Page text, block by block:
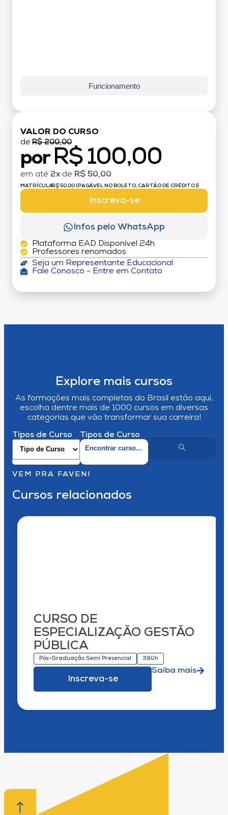
Funcionamento
VALOR DO CURSO
de R$ 200,00
por R$ 100,00
em até 2x de R$ 50,00
MATRÍCULA:R$ 50,00 (PAGÁVEL NO BOLETO, CARTÃO DE CRÉDITO E
Inscreva-se
Infos pelo WhatsApp
Plataforma EAD Disponível 24h
Professores renomados
Seja um Representante Educacional
Fale Conosco - Entre em Contato
Explore mais cursos
As formações mais completas do Brasil estão aqui,
escolha dentre mais de 1000 cursos em diversas
categorias que vão transformar sua carreira!
Tipos de Curso Tipos de Curso
VEM PRA FAVENI
Cursos relacionados
CURSO DE
ESPECIALIZAÇÃO GESTÃO
PÚBLICA
Pós-Graduação Semi Presencial 390h
Inscreva-se
Saiba mais